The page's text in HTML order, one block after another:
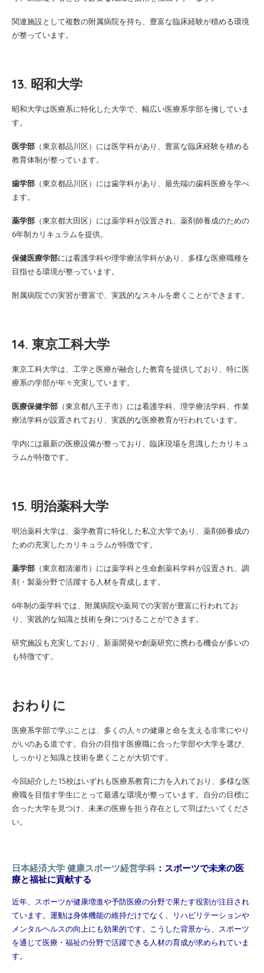
関連施設として複数の附属病院を持ち、豊富な臨床経験が積める環境
が整っています。
13. 昭和大学
昭和大学は医療系に特化した大学で、幅広い医療系学部を擁していま
す。
医学部 （東京都品川区）には医学科があり、豊富な臨床経験を積める
教育体制が整っています。
歯学部 （東京都品川区）には歯学科があり、最先端の歯科医療を学べ
ます。
薬学部 （東京都大田区）には薬学科が設置され、薬剤師養成のための
6年制カリキュラムを提供。
保健医療学部には看護学科や理学療法学科があり、多様な医療職種を
目指せる環境が整っています。
附属病院での実習が豊富で、実践的なスキルを磨くことができます。
14. 東京工科大学
東京工科大学は、工学と医療が融合した教育を提供しており、特に医
療系の学部が年々充実しています。
医療保健学部 （東京都八王子市）には看護学科、理学療法学科、作業
療法学科が設置されており、実践的な医療教育が行われています。
学内には最新の医療設備が整っており、臨床現場を意識したカリキュ
ラムが特徴です。
15. 明治薬科大学
明治薬科大学は、薬学教育に特化した私立大学であり、薬剤師養成の
ための充実したカリキュラムが特徴です。
薬学部 （東京都清瀬市）には薬学科と生命創薬科学科が設置され、調
剤・製薬分野で活躍する人材を育成します。
6年制の薬学科では、附属病院や薬局での実習が豊富に行われてお
り、実践的な知識と技術を身につけることができます。
研究施設も充実しており、新薬開発や創薬研究に携わる機会が多いの
も特徴です。
おわりに
医療系学部で学ぶことは、多くの人々の健康と命を支える非常にやり
がいのある道です。自分の目指す医療職に合った学部や大学を選び、
しっかりと知識と技術を磨くことが大切です。
今回紹介した15校はいずれも医療系教育に力を入れており、多様な医
療職を目指す学生にとって最適な環境が整っています。自分の目標に
合った大学を見つけ、未来の医療を担う存在として羽ばたいてくださ
い。
日本経済大学 健康スポーツ経営学科 ：スポーツで未来の医
療と福祉に貢献する
近年、スポーツが健康増進や予防医療の分野で果たす役割が注目され
ています。運動は身体機能の維持だけでなく、リハビリテーションや
メンタルヘルスの向上にも効果的です。こうした背景から、スポーツ
を通じて医療・福祉の分野で活躍できる人材の育成が求められていま
す。